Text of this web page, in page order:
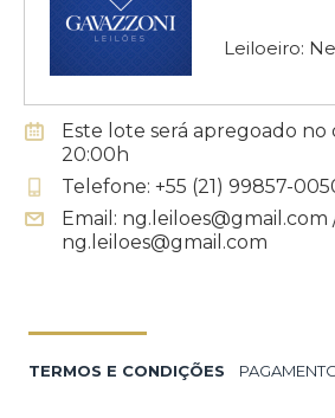
Leiloeiro:
Este lote será apregoado no
20:00h
Telefone: +55 (21) 99857-
Email: ng.leiloes@gmail.com
ng.leiloes@gmail.com
TERMOS E CONDIÇÕES